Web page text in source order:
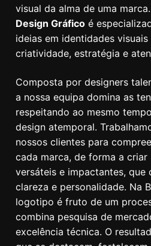
visual da alma de uma
Design Gráfico é
ideias em identidades
criatividade, estratégia e
Composta por designers
a nossa equipa domina as
respeitando ao mesmo
design atemporal.
nossos clientes para
cada marca, de forma a
versáteis e impactantes, que
clareza e personalidade. Na
logotipo é fruto de um
combina pesquisa de
excelência técnica. O